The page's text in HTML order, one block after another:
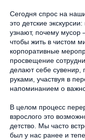
Сегодня спрос на
это детские
узнают, почему мусор
чтобы жить в чистом
корпоративные
просвещение
делают себе сувенир,
руками, участвуя в
напоминанием о
В целом процесс
взрослого это
детство. Мы часто
был у нас ранее и